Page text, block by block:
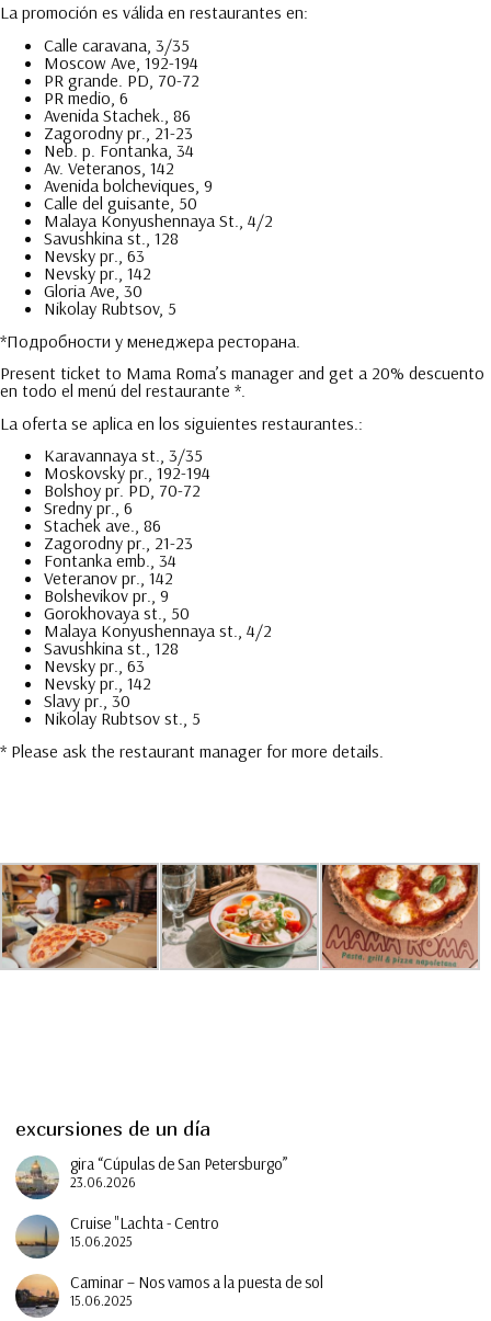
La promoción es válida en restaurantes en:
Calle caravana, 3/35
Moscow Ave, 192-194
PR grande. PD, 70-72
PR medio, 6
Avenida Stachek., 86
Zagorodny pr., 21-23
Neb. p. Fontanka, 34
Av. Veteranos, 142
Avenida bolcheviques, 9
Calle del guisante, 50
Malaya Konyushennaya St., 4/2
Savushkina st., 128
Nevsky pr., 63
Nevsky pr., 142
Gloria Ave, 30
Nikolay Rubtsov, 5
*Подробности у менеджера ресторана
Present ticket to Mama Roma’s manager and get a 20% descuento
en todo el menú del restaurante *.
La oferta se aplica en los siguientes restaurantes.:
Karavannaya st., 3/35
Moskovsky pr., 192-194
Bolshoy pr. PD, 70-72
Sredny pr., 6
Stachek ave., 86
Zagorodny pr., 21-23
Fontanka emb., 34
Veteranov pr., 142
Bolshevikov pr., 9
Gorokhovaya st., 50
Malaya Konyushennaya st., 4/2
Savushkina st., 128
Nevsky pr., 63
Nevsky pr., 142
Slavy pr., 30
Nikolay Rubtsov st., 5
* Please ask the restaurant manager for more details
excursiones de un día
gira “Cúpulas de San Petersburgo”
23.06.2026
Cruise "Lachta - Centro
15.06.2025
Caminar – Nos vamos a la puesta de sol
15.06.2025